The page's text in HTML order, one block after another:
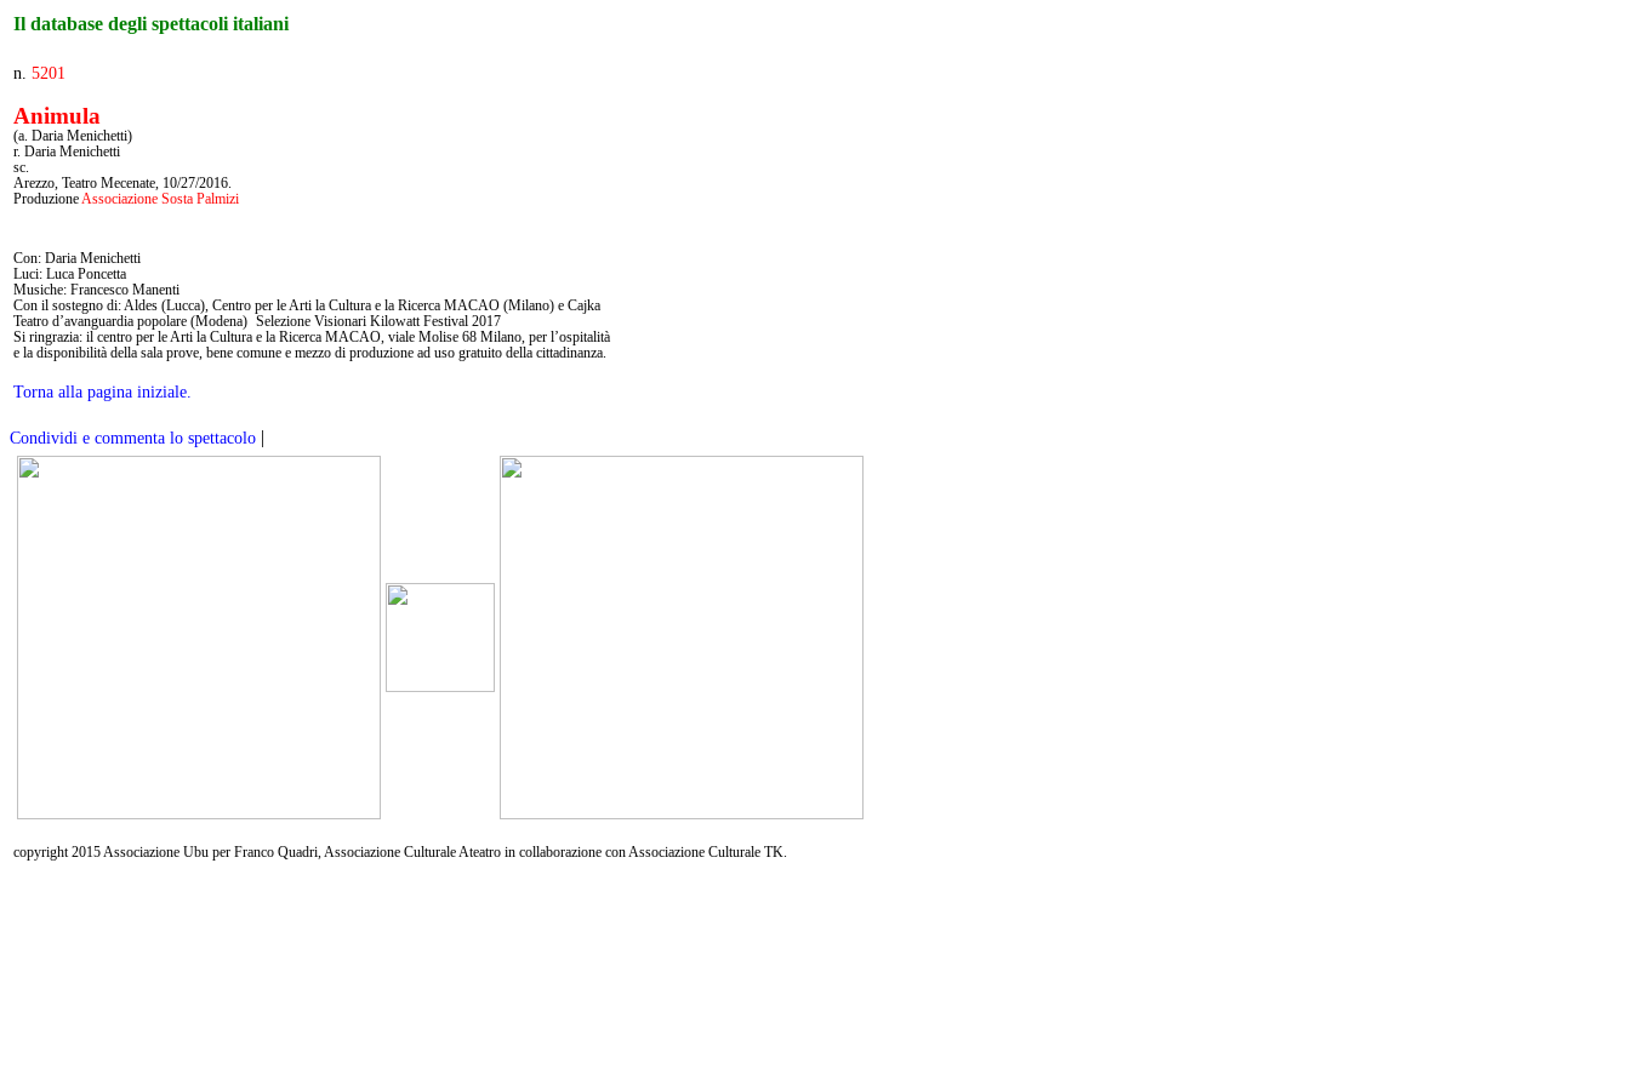
Il database degli spettacoli italiani
n. 5201
Animula
(a. Daria Menichetti)
r. Daria Menichetti
sc.
Arezzo, Teatro Mecenate, 10/27/2016.
ProduzioneAssociazione Sosta Palmizi
Con: Daria Menichetti
Luci: Luca Poncetta
Musiche: Francesco Manenti
Con il sostegno di: Aldes (Lucca), Centro per le Arti la Cultura e la Ricerca MACAO (Milano) e Cajka
Teatro d’avanguardia popolare (Modena) Selezione Visionari Kilowatt Festival 2017
Si ringrazia: il centro per le Arti la Cultura e la Ricerca MACAO, viale Molise 68 Milano, per l’ospitalità
e la disponibilità della sala prove, bene comune e mezzo di produzione ad uso gratuito della cittadinanza.
Torna alla pagina iniziale.
Condividi e commenta lo spettacolo |
copyright 2015 Associazione Ubu per Franco Quadri, Associazione Culturale Ateatro in collaborazione con Associazione Culturale TK.